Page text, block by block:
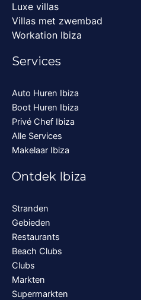
Luxe villas
Villas met zwembad
Workation Ibiza
Services
Auto Huren Ibiza
Boot Huren Ibiza
Privé Chef Ibiza
Alle Services
Makelaar Ibiza
Ontdek Ibiza
Stranden
Gebieden
Restaurants
Beach Clubs
Clubs
Markten
Supermarkten